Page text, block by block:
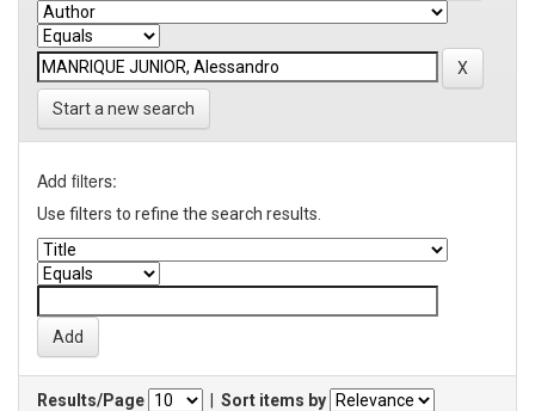
Start a new search
Add filters:
Use filters to refine the search results.
Results/Page
Sort items by